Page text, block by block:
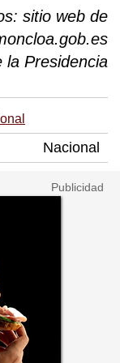
sitio web de
la Presidencia
Nacional